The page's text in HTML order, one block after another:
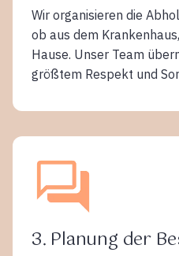
Wir organisieren die
ob aus dem
Hause. Unser Team
größtem Respekt und
3. Planung der